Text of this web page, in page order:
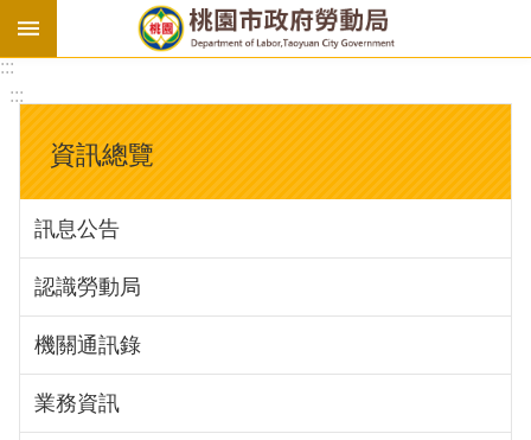
基
法
勞
資
會
庇
護
工
場
進
:::
:::
資訊總覽
訊息公告
認識勞動局
機關通訊錄
業務資訊